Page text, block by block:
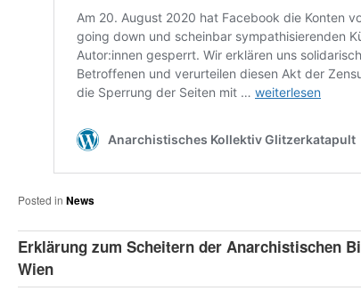
Posted in News
Erklärung zum Scheitern der Anarchistischen
Wien